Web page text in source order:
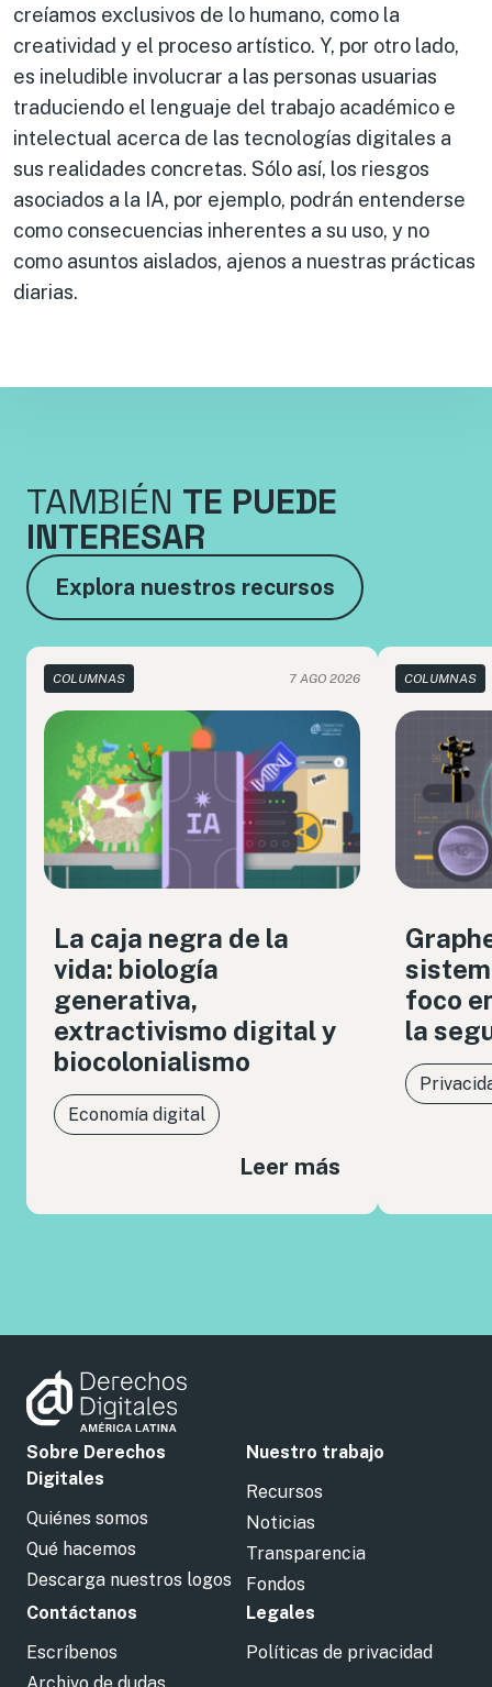
creíamos exclusivos de lo humano, como la
creatividad y el proceso artístico. Y, por otro lado,
es ineludible involucrar a las personas usuarias
traduciendo el lenguaje del trabajo académico e
intelectual acerca de las tecnologías digitales a
sus realidades concretas. Sólo así, los riesgos
asociados a la IA, por ejemplo, podrán entenderse
como consecuencias inherentes a su uso, y no
como asuntos aislados, ajenos a nuestras prácticas
diarias.
TAMBIÉN TE PUEDE
INTERESAR
Explora nuestros recursos
COLUMNAS 7 AGO 2026
La caja negra de la
vida: biología
generativa,
extractivismo digital y
biocolonialismo
Economía digital
Leer más
COLUMNAS
foco
la
Sobre Derechos
Digitales
Quiénes somos
Qué hacemos
Descarga nuestros logos
Nuestro trabajo
Recursos
Noticias
Transparencia
Fondos
Contáctanos
Escríbenos
Legales
Políticas de privacidad